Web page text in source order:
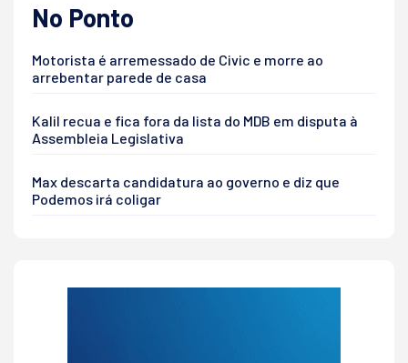
No Ponto
Motorista é arremessado de Civic e morre ao
arrebentar parede de casa
Kalil recua e fica fora da lista do MDB em disputa à
Assembleia Legislativa
Max descarta candidatura ao governo e diz que
Podemos irá coligar